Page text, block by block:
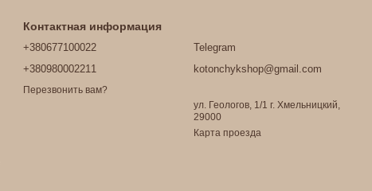
Контактная информация
+380677100022
+380980002211
Перезвонить вам?
Telegram
kotonchykshop@gmail.com
ул. Геологов, 1/1 г. Хмельницкий,
29000
Карта проезда